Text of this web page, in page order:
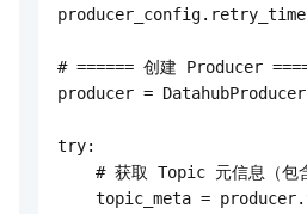
# ====== 创建 Producer
producer =
try:
# 获取 Topic 元信息（包
topic_meta =